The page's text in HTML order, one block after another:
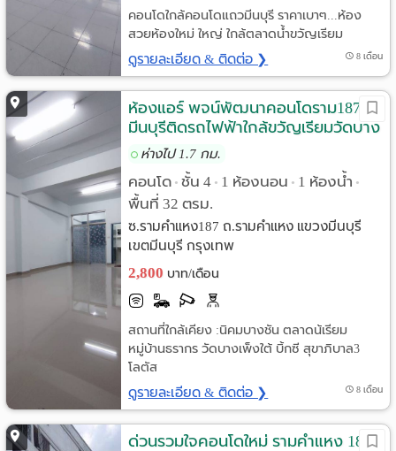
คอนโดใกล้คอนโดแถวมีนบุรี ราคาเบาๆ...ห้อง
สวยห้องใหม่ ใหญ่ ใกล้ตลาดน้ำขวัญเรียม
ดูรายละเอียด & ติดต่อ ❯ 8 เดือน
ห้องแอร์ พจน์พัฒนาคอนโดราม187
มีนบุรีติดรถไฟฟ้าใกล้ขวัญเรียมวัดบาง
เพ็งใต้นิคมบางชันบิกซีโลตัสตลาดมีน
ห่างไป 1.7 กม.
คอนโด • ชั้น 4 • 1 ห้องนอน • 1 ห้องน้ำ •
พื้นที่ 32 ตรม.
ซ.รามคำแหง187 ถ.รามคำแหง แขวงมีนบุรี
เขตมีนบุรี กรุงเทพ
2,800 บาท/เดือน
สถานที่ใกล้เคียง :นิคมบางชัน ตลาดน้เรียม
หมู่บ้านธรากร วัดบางเพ็งใต้ บิ้กซี สุขาภิบาล3
โลตัส
ดูรายละเอียด & ติดต่อ ❯ 8 เดือน
ด่วนรวมใจคอนโดใหม่ รามคำแหง 187